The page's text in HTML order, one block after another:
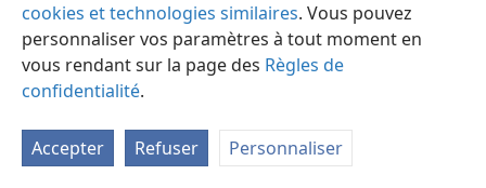
cookies et technologies similaires. Vous pouvez
personnaliser vos paramètres à tout moment en
vous rendant sur la page des Règles de
confidentialité.
Accepter Refuser Personnaliser
2:48
La Tour de Garde(étude),
Imitez,p. 169-170